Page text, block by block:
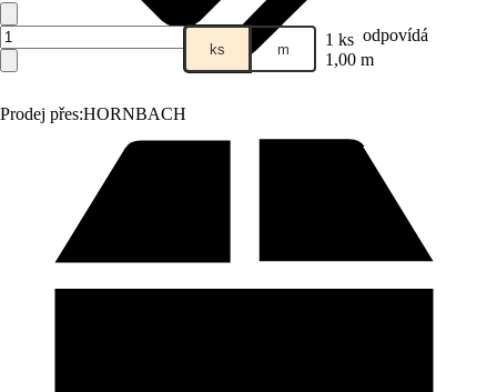
Prodej přes:HORNBACH
ks m 1 ks odpovídá
1,00 m